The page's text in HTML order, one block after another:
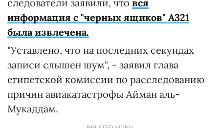
следователи заявили, что вся
информация с "черных ящиков" А321
была извлечена.
"Уставлено, что на последних секундах
записи слышен шум", - заявил глава
египетской комиссии по расследованию
причин авиакатастрофы Айман аль-
Мукаддам.